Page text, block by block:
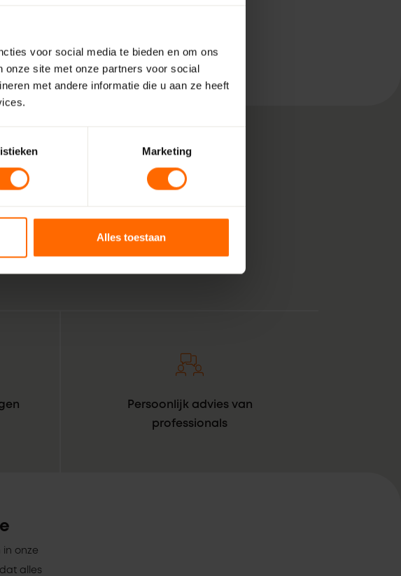
voor social media te bieden en om ons
onze site met onze partners voor social
met andere informatie die u aan ze heeft
Marketing
Alles toestaan
familiebedrijf, bestaande uit pure
bestellen van kunststof kozijnen
Geef het een oranje tintje. En zie
Persoonlijk advies van
professionals
in onze
alles